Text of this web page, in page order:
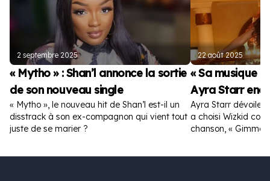
2 septembre 2025
« Mytho » : Shan’l annonce la sortie
de son nouveau single
« Mytho », le nouveau hit de Shan’l est-il un
disstrack à son ex-compagnon qui vient tout
juste de se marier ?
22 août 2025
« Sa musique
Ayra Starr
Ayra Starr dévoile
a choisi Wizkid
chanson, « Gimme